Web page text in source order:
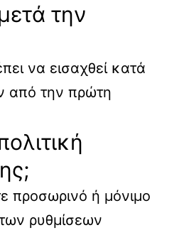
την
να εισαχθεί κατά
από την πρώτη
προσωρινό ή μόνιμο
ρυθμίσεων